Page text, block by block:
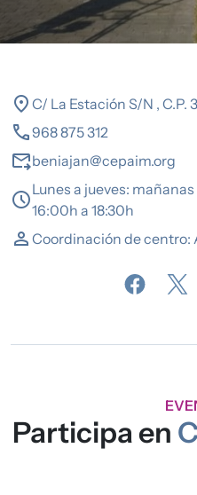
location_on C/ La Estación S/N , C.P.
call968 875 312
forward_to_inboxbeniajan@cepaim.org
scheduleLunes a jueves:
16:00h a 18:30h
person Coordinación de centro:
Participa en